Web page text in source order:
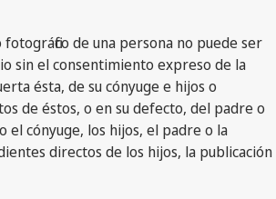
de una persona no puede ser
sin el consentimiento expreso de la
ésta, de su cónyuge e hijos o
de éstos, o en su defecto, del padre o
el cónyuge, los hijos, el padre o la
directos de los hijos, la publicación